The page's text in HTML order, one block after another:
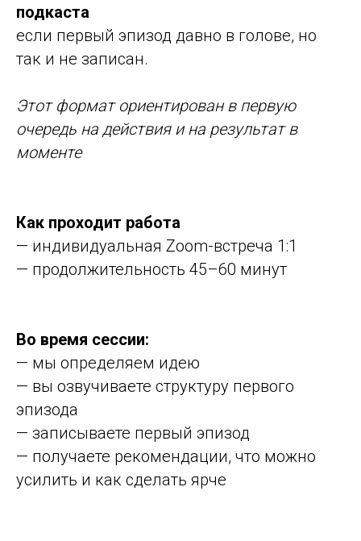
подкаста
если первый эпизод давно в голове, но
так и не записан.
Этот формат ориентирован в первую
очередь на действия и на результат в
моменте
Как проходит работа
— индивидуальная Zoom-встреча 1:1
— продолжительность 45–60 минут
Во время сессии:
— мы определяем идею
— вы озвучиваете структуру первого
эпизода
— записываете первый эпизод
— получаете рекомендации, что можно
усилить и как сделать ярче